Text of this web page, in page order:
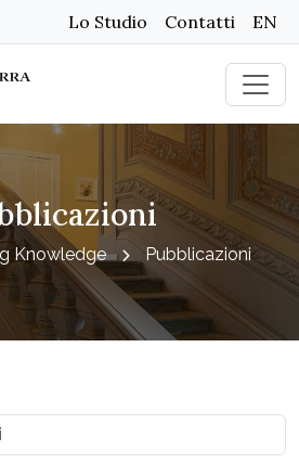
Lo Studio Contatti EN
Knowledge Pubblicazioni